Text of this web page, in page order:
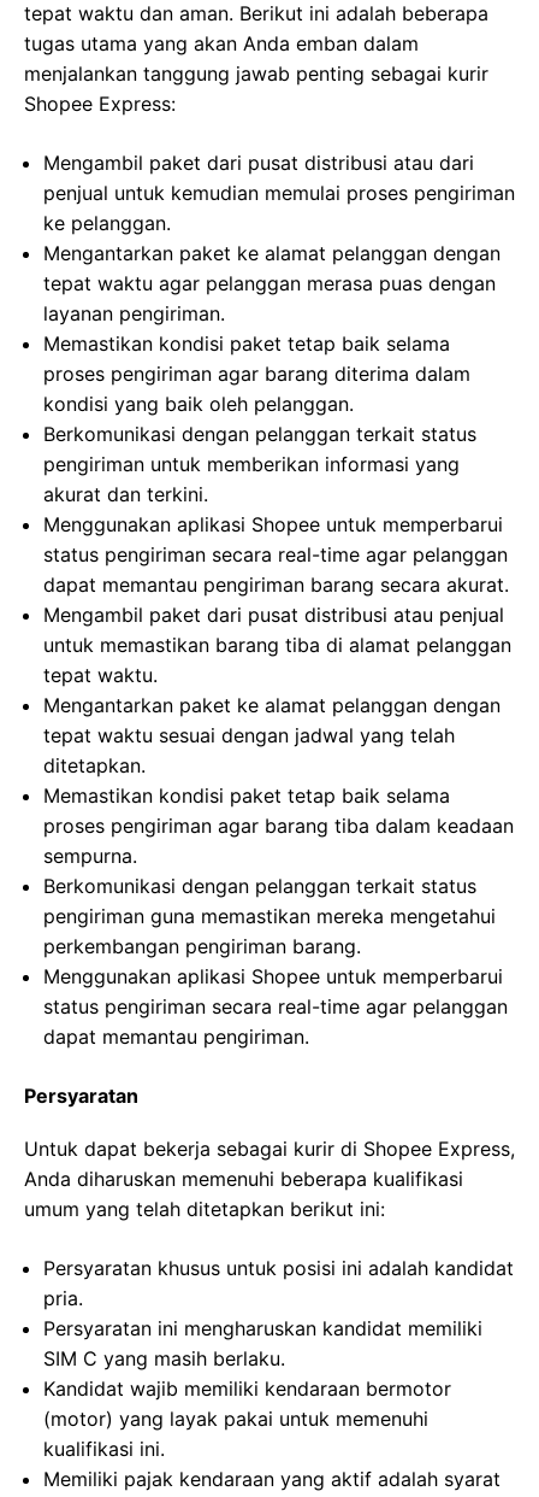
tepat waktu dan aman. Berikut ini adalah beberapa
tugas utama yang akan Anda emban dalam
menjalankan tanggung jawab penting sebagai kurir
Shopee Express:
Mengambil paket dari pusat distribusi atau dari
penjual untuk kemudian memulai proses pengiriman
ke pelanggan.
Mengantarkan paket ke alamat pelanggan dengan
tepat waktu agar pelanggan merasa puas dengan
layanan pengiriman.
Memastikan kondisi paket tetap baik selama
proses pengiriman agar barang diterima dalam
kondisi yang baik oleh pelanggan.
Berkomunikasi dengan pelanggan terkait status
pengiriman untuk memberikan informasi yang
akurat dan terkini.
Menggunakan aplikasi Shopee untuk memperbarui
status pengiriman secara real-time agar pelanggan
dapat memantau pengiriman barang secara akurat.
Mengambil paket dari pusat distribusi atau penjual
untuk memastikan barang tiba di alamat pelanggan
tepat waktu.
Mengantarkan paket ke alamat pelanggan dengan
tepat waktu sesuai dengan jadwal yang telah
ditetapkan.
Memastikan kondisi paket tetap baik selama
proses pengiriman agar barang tiba dalam keadaan
sempurna.
Berkomunikasi dengan pelanggan terkait status
pengiriman guna memastikan mereka mengetahui
perkembangan pengiriman barang.
Menggunakan aplikasi Shopee untuk memperbarui
status pengiriman secara real-time agar pelanggan
dapat memantau pengiriman.
Persyaratan
Untuk dapat bekerja sebagai kurir di Shopee Express,
Anda diharuskan memenuhi beberapa kualifikasi
umum yang telah ditetapkan berikut ini:
Persyaratan khusus untuk posisi ini adalah kandidat
pria.
Persyaratan ini mengharuskan kandidat memiliki
SIM C yang masih berlaku.
Kandidat wajib memiliki kendaraan bermotor
(motor) yang layak pakai untuk memenuhi
kualifikasi ini.
Memiliki pajak kendaraan yang aktif adalah syarat